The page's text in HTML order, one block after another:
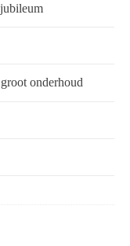
onderhoud